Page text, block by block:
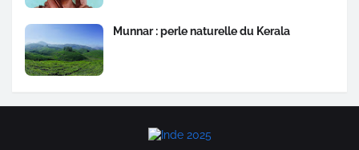
Munnar : perle naturelle du Kerala